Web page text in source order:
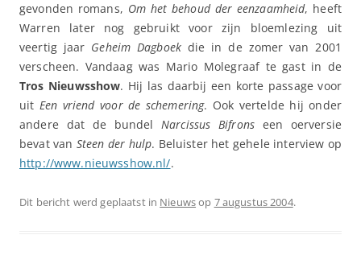
gevonden romans, Om het behoud der eenzaamheid, heeft
Warren later nog gebruikt voor zijn bloemlezing uit
veertig jaar Geheim Dagboek die in de zomer van 2001
verscheen. Vandaag was Mario Molegraaf te gast in de
Tros Nieuwsshow. Hij las daarbij een korte passage voor
uit Een vriend voor de schemering. Ook vertelde hij onder
andere dat de bundel Narcissus Bifronseen oerversie
bevat van Steen der hulp. Beluister het gehele interview op
http://www.nieuwsshow.nl/.
Dit bericht werd geplaatst in Nieuwsop 7 augustus 2004.